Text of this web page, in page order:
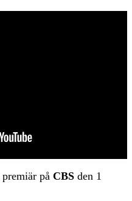
premiär på CBS den 1